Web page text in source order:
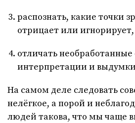
распознать, какие точки
отрицает или игнорирует,
отличать
интерпретации и
На самом деле следовать
нелёгкое, а порой и
людей такова, что мы чаще